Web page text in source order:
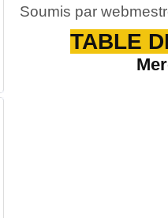
Soumis par
TABLE